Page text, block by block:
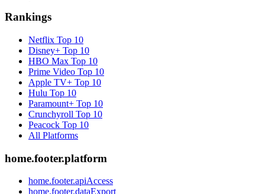
Rankings
Netflix Top 10
Disney+ Top 10
HBO Max Top 10
Prime Video Top 10
Apple TV+ Top 10
Hulu Top 10
Paramount+ Top 10
Crunchyroll Top 10
Peacock Top 10
All Platforms
home.footer.platform
home.footer.apiAccess
home.footer.dataExport